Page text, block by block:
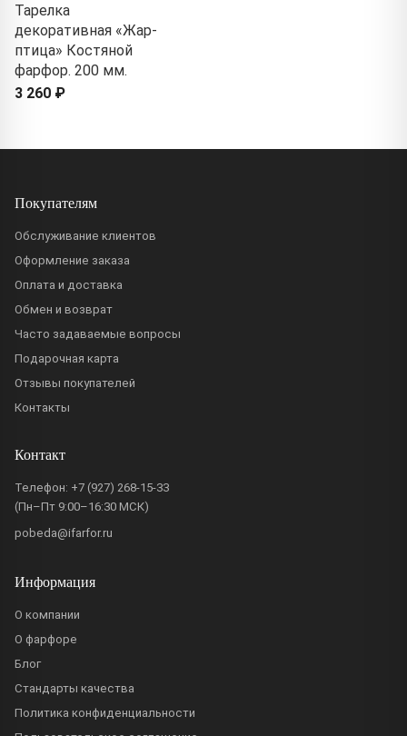
Тарелка
декоративная «Жар-
птица» Костяной
фарфор. 200 мм.
3 260 ₽
Покупателям
Обслуживание клиентов
Оформление заказа
Оплата и доставка
Обмен и возврат
Часто задаваемые вопросы
Подарочная карта
Отзывы покупателей
Контакты
Контакт
Телефон: +7 (927) 268-15-33
(Пн–Пт 9:00–16:30 МСК)
pobeda@ifarfor.ru
Информация
О компании
О фарфоре
Блог
Стандарты качества
Политика конфиденциальности